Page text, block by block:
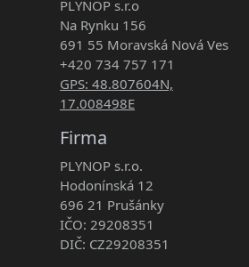
PLYNOP s.r.o
Na Rynku 156
691 55 Moravská Nová Ves
+420 734 757 171
GPS: 48.807604N,
17.008498E
Firma
PLYNOP s.r.o.
Hodonínská 12
696 21 Prušánky
IČO: 29208351
DIČ: CZ29208351